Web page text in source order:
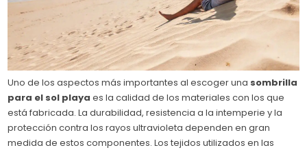
Uno de los aspectos más importantes al escoger una sombrilla
para el sol playa es la calidad de los materiales con los que
está fabricada. La durabilidad, resistencia a la intemperie y la
protección contra los rayos ultravioleta dependen en gran
medida de estos componentes. Los tejidos utilizados en las